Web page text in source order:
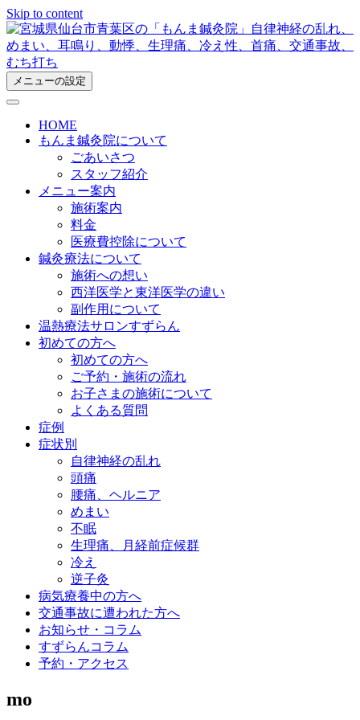
Skip to content
メニューの設定
HOME
もんま鍼灸院について
ごあいさつ
スタッフ紹介
メニュー案内
施術案内
料金
医療費控除について
鍼灸療法について
施術への想い
西洋医学と東洋医学の違い
副作用について
温熱療法サロンすずらん
初めての方へ
初めての方へ
ご予約・施術の流れ
お子さまの施術について
よくある質問
症例
症状別
自律神経の乱れ
頭痛
腰痛、ヘルニア
めまい
不眠
生理痛、月経前症候群
冷え
逆子灸
病気療養中の方へ
交通事故に遭われた方へ
お知らせ・コラム
すずらんコラム
予約・アクセス
mo